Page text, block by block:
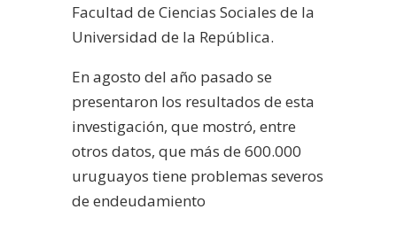
Facultad de Ciencias Sociales de la
Universidad de la República.
En agosto del año pasado se
presentaron los resultados de esta
investigación, que mostró, entre
otros datos, que más de 600.000
uruguayos tiene problemas severos
de endeudamiento